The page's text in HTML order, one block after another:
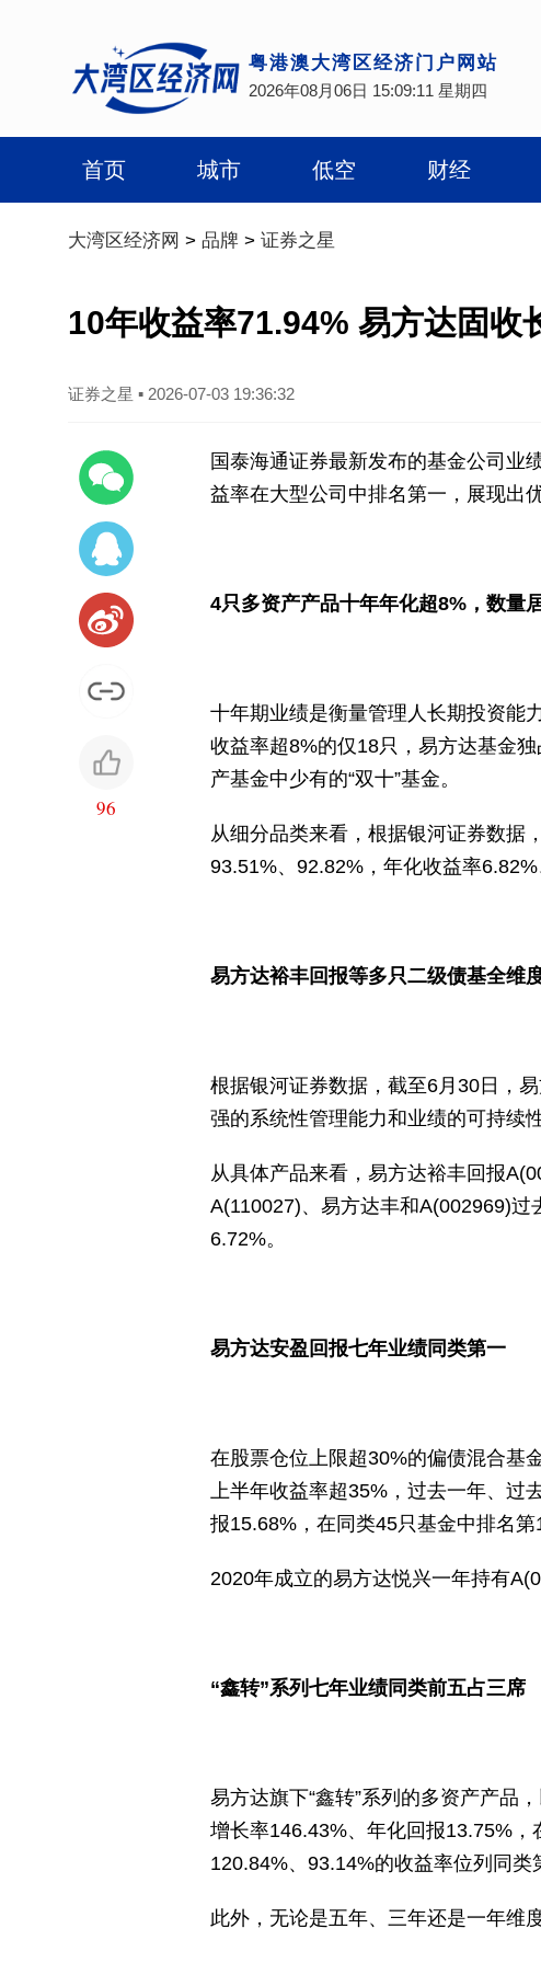
粤港澳大湾区经济门户网站
2026年08月06日 15:09:12 星期四
首页 城市 低空 财经
大湾区经济网 > 品牌 > 证券之星
10年收益率71.94% 易方达固收
证券之星 ▪ 2026-07-03 19:36:32
96
国泰海通证券最新发布的基金公司业
益率在大型公司中排名第一，展现出
4只多资产产品十年年化超8%，数量
十年期业绩是衡量管理人长期投资能
收益率超8%的仅18只，易方达基金
产基金中少有的“双十”基金。
从细分品类来看，根据银河证券数据
93.51%、92.82%，年化收益率
易方达裕丰回报等多只二级债基全维
根据银河证券数据，截至6月30日，
强的系统性管理能力和业绩的可持续性
从具体产品来看，易方达裕丰回报
A(110027)、易方达丰和A(002969)
6.72%。
易方达安盈回报七年业绩同类第一
在股票仓位上限超30%的偏债混合基
上半年收益率超35%，过去一年、过
报15.68%，在同类45只基金中排名第1
2020年成立的易方达悦兴一年持有
“鑫转”系列七年业绩同类前五占三席
易方达旗下“鑫转”系列的多资产产品
增长率146.43%、年化回报13.75%
120.84%、93.14%的收益率位列同类
此外，无论是五年、三年还是一年维